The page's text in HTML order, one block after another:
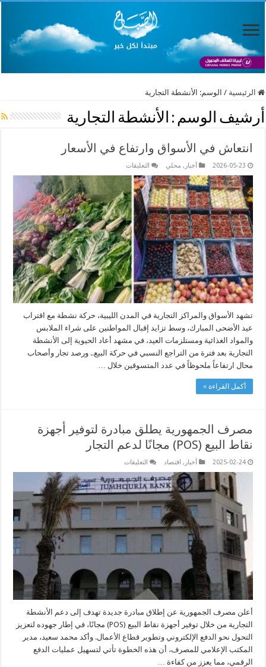
الرئيسية / الوسم: الأنشطة التجارية
أرشيف الوسم : الأنشطة التجارية
انتعاش في الأسواق وارتفاع في الأسعار
2026-05-23 أخبار , محلي التعليقات
الأسواق
وارتفاع
في
الأسعار
مغلقة
تشهد الأسواق والمراكز التجارية في المدن الليبية، حركة نشطة مع اقتراب
عيد الأضحى المبارك، وسط تزايد إقبال المواطنين على شراء الملابس
والمواد الغذائية ومستلزمات العيد، في مشهد أعاد الحيوية إلى الأنشطة
التجارية بعد فترة من التراجع النسبي في حركة البيع.. ورصد تجار وأصحاب
محال ارتفاعاً ملحوظاً في عدد المتسوقين خلال …
أكمل القراءة »
مصرف الجمهورية يطلق مبادرة لتوفير أجهزة
نقاط البيع (POS) مجانًا لدعم التجار
2025-02-24 أخبار , اقتصاد التعليقات
الجمهورية
يطلق
مبادرة
لتوفير
أجهزة
(POS)
مجانًا
التجار
أعلن مصرف الجمهورية عن إطلاق مبادرة جديدة تهدف إلى دعم الأنشطة
التجارية من خلال توفير أجهزة نقاط البيع (POS) مجانًا، في إطار جهوده لتعزيز
التحول نحو الدفع الإلكتروني وتطوير قطاع الأعمال. وأكد محمد سعيد، مدير
المكتب الإعلامي للمصرف، أن هذه الخطوة تأتي لتسهيل عمليات الدفع
الرقمي، مما يعزز من كفاءة …